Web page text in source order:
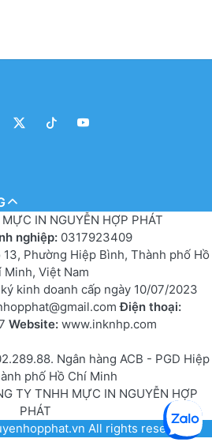
IN NGUYỄN HỢP PHÁT
nghiệp: 0317923409
Phường Hiệp Bình, Thành phố Hồ
Minh, Việt Nam
kinh doanh cấp ngày 10/07/2023
Điện thoại:
Website: www.inknhp.com
Ngân hàng ACB - PGD Hiệp
phố Hồ Chí Minh
TY TNHH MỰC IN NGUYỄN HỢP
PHÁT
All rights reserved.